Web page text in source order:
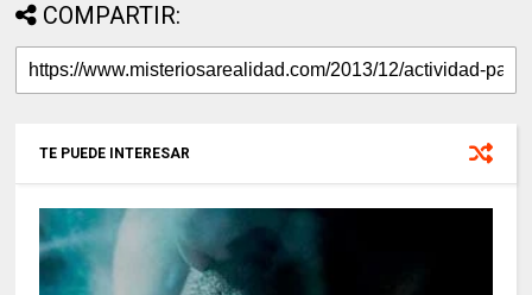
COMPARTIR:
TE PUEDE INTERESAR